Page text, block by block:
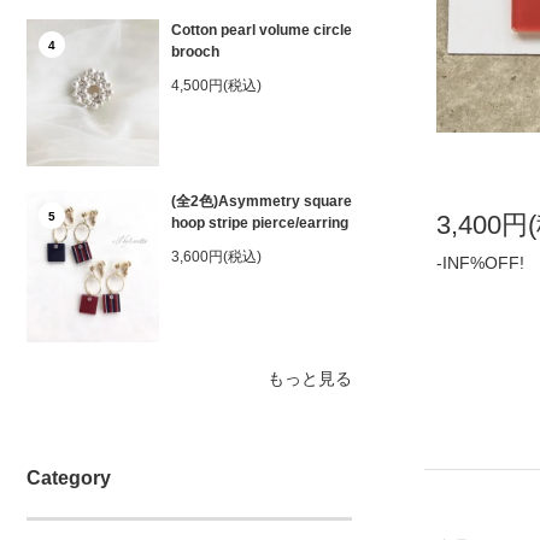
4
Cotton pearl volume circle
brooch
4,500円(税込)
5
(全2色)Asymmetry square
hoop stripe pierce/earring
3,600円(税込)
もっと見る
Category
3,400円
-INF%OFF!